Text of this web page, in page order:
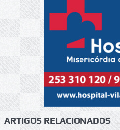
ARTIGOS RELACIONADOS